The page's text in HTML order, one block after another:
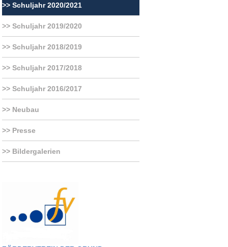
Schuljahr 2020/2021
Schuljahr 2019/2020
Schuljahr 2018/2019
Schuljahr 2017/2018
Schuljahr 2016/2017
Neubau
Presse
Bildergalerien